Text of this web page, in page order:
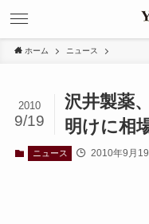
ホーム ニュース
沢井製薬
明けに相
2010
9/19
ニュース 2010年9月19